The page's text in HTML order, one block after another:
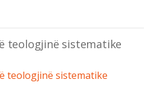
teologjinë sistematike
teologjinë sistematike